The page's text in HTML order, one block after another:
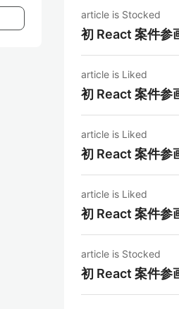
article is Stocked
初 React 案件参
article is Liked
初 React 案件参
article is Liked
初 React 案件参
article is Liked
初 React 案件参
article is Stocked
初 React 案件参